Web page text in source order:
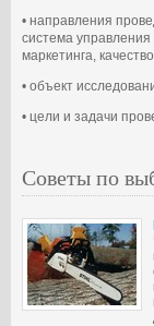
• направления
система
маркетинга,
• объект
• цели и задачи
Советы по